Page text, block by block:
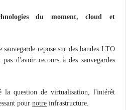
du moment, cloud et
repose sur des bandes LTO
d'avoir recours à des sauvegardes
la question de virtualisation, l'intérêt
pournotre infrastructure.